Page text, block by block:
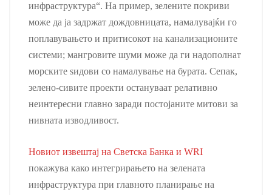
инфраструктура“. На пример, зелените покриви
може да ја задржат дождовницата, намалувајќи го
поплавувањето и притисокот на канализационите
системи; мангровите шуми може да ги надополнат
морските ѕидови со намалување на бурата. Сепак,
зелено-сивите проекти остануваат релативно
неинтересни главно заради постојаните митови за
нивната изводливост.
Новиот извештај на Светска Банка и WRI
покажува како интегрирањето на зелената
инфраструктура при главното планирање на